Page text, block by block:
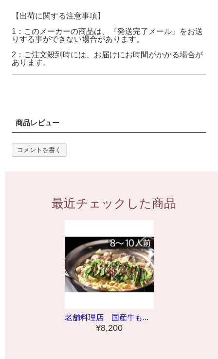
【出荷に関する注意事項】
1：このメーカーの商品は、『発送完了メール』をお送
りする事ができない場合があります。
2：ご注文殺到時には、お届けにお時間がかかる場合が
あります。
商品レビュー
コメントを書く
最近チェックした商品
老舗料理店 国産牛も...
¥8,200